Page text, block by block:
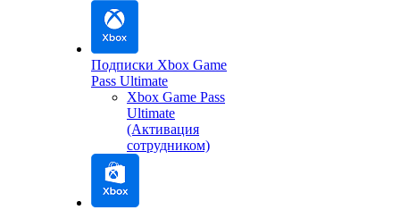
Подписки Xbox Game
Pass Ultimate
Xbox Game Pass
Ultimate
(Активация
сотрудником)